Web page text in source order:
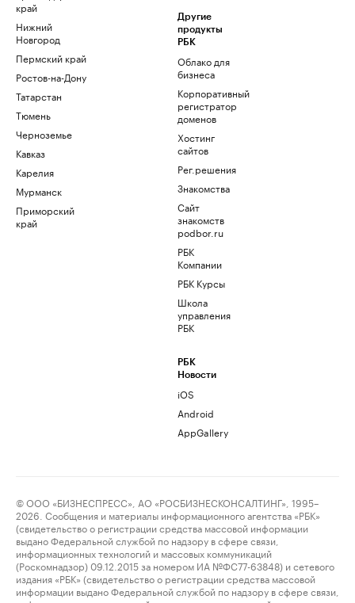
край
Нижний
Новгород
Пермский край
Ростов-на-Дону
Татарстан
Тюмень
Черноземье
Кавказ
Карелия
Мурманск
Приморский
край
Другие
продукты
РБК
Облако для
бизнеса
Корпоративный
регистратор
доменов
Хостинг
сайтов
Рег.решения
Знакомства
Сайт
знакомств
podbor.ru
РБК
Компании
РБК Курсы
Школа
управления
РБК
РБК
Новости
iOS
Android
AppGallery
© ООО «БИЗНЕСПРЕСС», АО «РОСБИЗНЕСКОНСАЛТИНГ», 1995–
2026. Сообщения и материалы информационного агентства «РБК»
(свидетельство о регистрации средства массовой информации
выдано Федеральной службой по надзору в сфере связи,
информационных технологий и массовых коммуникаций
(Роскомнадзор) 09.12.2015 за номером ИА №ФС77-63848) и сетевого
издания «РБК» (свидетельство о регистрации средства массовой
информации выдано Федеральной службой по надзору в сфере связи,